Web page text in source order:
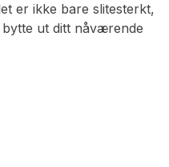
er ikke bare slitesterkt,
ut ditt nåværende